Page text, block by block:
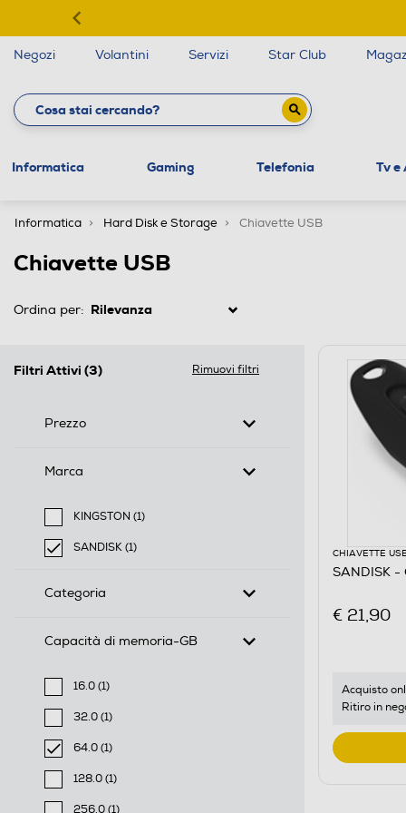
Negozi Volantini Servizi Star Club
Informatica Gaming Telefonia Tv e
Informatica Hard Disk e Storage Chiavette USB
Chiavette USB
Ordina per:
Filtri Attivi (3) Rimuovi filtri
Prezzo
Marca
KINGSTON (1)
Filtra per Marca: KINGSTON
SANDISK (1)
selected Filtro applicato per Marca: SANDISK
Categoria
Capacità di memoria-GB
16.0 (1)
Filtra per Capacità di memoria-GB: 16.0
32.0 (1)
Filtra per Capacità di memoria-GB: 32.0
64.0 (1)
selected Filtro applicato per Capacità di memoria-
128.0 (1)
Filtra per Capacità di memoria-GB: 128.0
256.0 (1)
CHIAVETTE
SANDISK -
€ 21,90
Acquisto
Ritiro in